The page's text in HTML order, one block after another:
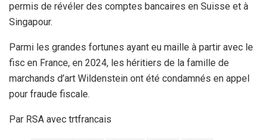
permis de révéler des comptes bancaires en Suisse et à
Singapour.
Parmi les grandes fortunes ayant eu maille à partir avec le
fisc en France, en 2024, les héritiers de la famille de
marchands d’art Wildenstein ont été condamnés en appel
pour fraude fiscale.
Par RSA avec trtfrancais